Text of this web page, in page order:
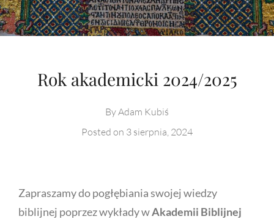
Rok akademicki 2024/2025
ByAdam Kubiś
Posted on 3 sierpnia, 2024
Zapraszamy do pogłębiania swojej wiedzy
biblijnej poprzez wykłady wAkademii Biblijnej